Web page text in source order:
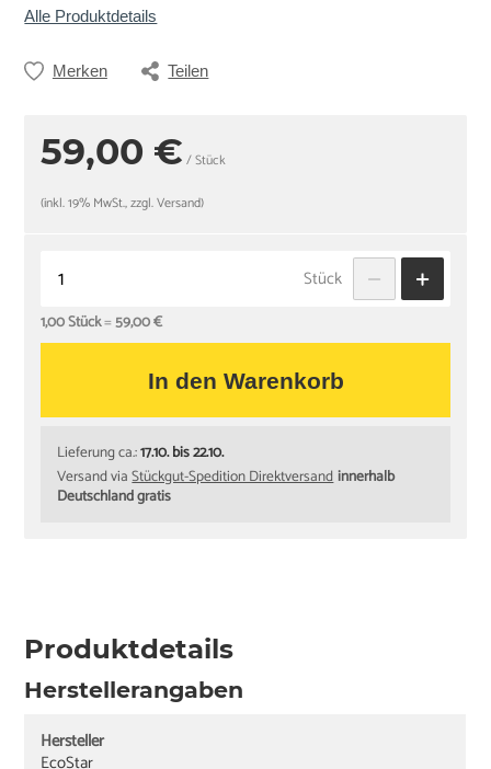
Alle Produktdetails
Merken Teilen
59,00 € / Stück
(inkl. 19% MwSt., zzgl. Versand)
Stück
1,00 Stück=59,00 €
In den Warenkorb
Lieferung ca.:17.10. bis 22.10.
Versand viaStückgut-Spedition Direktversandinnerhalb
Deutschland gratis
Produktdetails
Herstellerangaben
Hersteller
EcoStar